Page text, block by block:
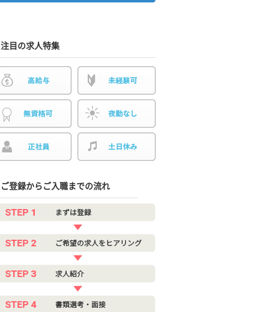
注目の求人特集
ご登録からご入職までの流れ